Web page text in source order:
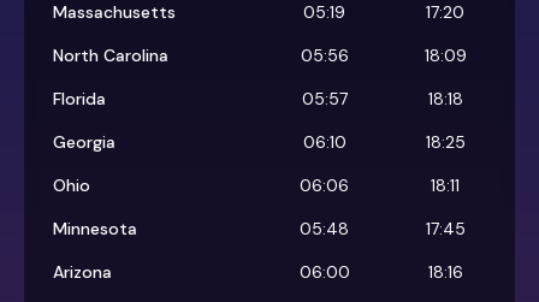
Massachusetts
05:19
17:20
North Carolina
05:56
18:09
Florida
05:57
18:18
Georgia
06:10
18:25
Ohio
06:06
18:11
Minnesota
05:48
17:45
Arizona
06:00
18:16